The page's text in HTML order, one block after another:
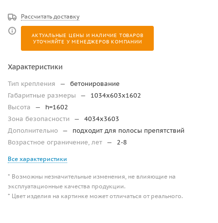
Рассчитать доставку
АКТУАЛЬНЫЕ ЦЕНЫ И НАЛИЧИЕ ТОВАРОВ
УТОЧНЯЙТЕ У МЕНЕДЖЕРОВ КОМПАНИИ
Характеристики
Тип крепления —
бетонирование
Габаритные размеры
—
1034x603x1602
Высота
—
h=1602
Зона безопасности
—
4034х3603
Дополнительно —
подходит для полосы препятствий
Возрастное ограничение, лет — 2-8
Все характеристики
* Возможны незначительные изменения, не влияющие на
эксплуатационные качества продукции.
* Цвет изделия на картинке может отличаться от реального.